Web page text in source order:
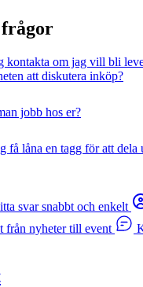
frågor
kontakta om jag vill bli
att diskutera inköp?
jobb hos er?
få låna en tagg för att dela
svar snabbt och enkelt
från nyheter till event